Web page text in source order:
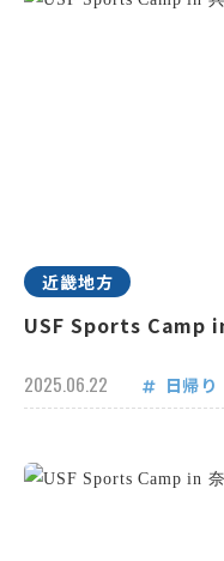
近畿地方
USF Sports Camp
2025.06.22 日帰り